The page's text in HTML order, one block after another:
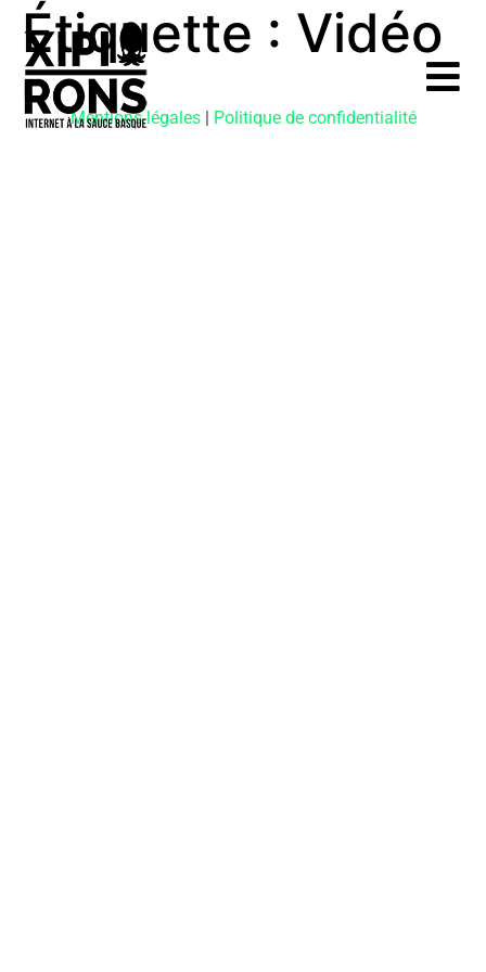
Étiquette : Vidéo
Mentions légales| Politique de confidentialité